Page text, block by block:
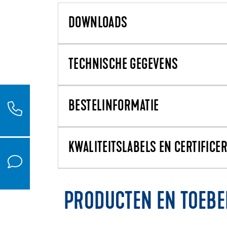
DOWNLOADS
TECHNISCHE GEGEVENS
BESTELINFORMATIE
KWALITEITSLABELS EN
PRODUCTEN EN